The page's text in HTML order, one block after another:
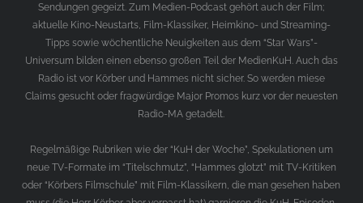
Sendungen gegeizt. Zum Medien-Podcast gehört auch der Film;
aktuelle Kino-Neustarts, Film-Klassiker, Heimkino- und Streaming-
Tipps sowie wöchentliche Neuigkeiten aus dem “Star Wars”-
Universum bilden einen ebenso großen Teil der MedienKuH. Auch das
Radio ist vor Körber und Hammes nicht sicher. So werden miese
Claims gesucht oder fragwürdige Major Promos kurz vor der neuesten
Radio-MA getadelt.
Regelmäßige Rubriken wie der “KuH der Woche”, Spekulationen um
neue TV-Formate im “Titelschmutz”, “Hammes glotzt” mit TV-Kritiken
oder “Körbers Filmschule” mit Film-Klassikern, die man gesehen haben